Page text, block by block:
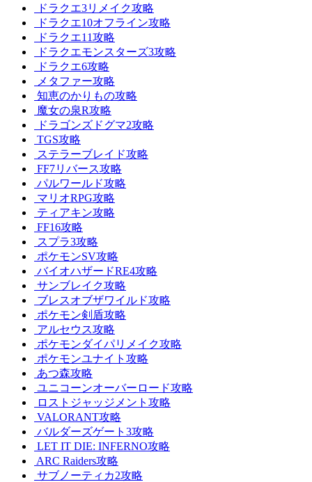
ドラクエ3リメイク攻略
ドラクエ10オフライン攻略
ドラクエ11攻略
ドラクエモンスターズ3攻略
ドラクエ6攻略
メタファー攻略
知恵のかりもの攻略
魔女の泉R攻略
ドラゴンズドグマ2攻略
TGS攻略
ステラーブレイド攻略
FF7リバース攻略
パルワールド攻略
マリオRPG攻略
ティアキン攻略
FF16攻略
スプラ3攻略
ポケモンSV攻略
バイオハザードRE4攻略
サンブレイク攻略
ブレスオブザワイルド攻略
ポケモン剣盾攻略
アルセウス攻略
ポケモンダイパリメイク攻略
ポケモンユナイト攻略
あつ森攻略
ユニコーンオーバーロード攻略
ロストジャッジメント攻略
VALORANT攻略
バルダーズゲート3攻略
LET IT DIE: INFERNO攻略
ARC Raiders攻略
サブノーティカ2攻略